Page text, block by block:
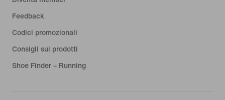
Feedback
Codici promozionali
Consigli sui prodotti
Shoe Finder – Running